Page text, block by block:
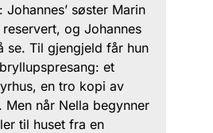
søster Marin
og Johannes
se. Til gjengjeld får hun
et
en tro kopi av
Men når Nella begynner
til huset fra en